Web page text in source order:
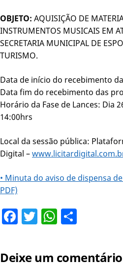
OBJETO: AQUISIÇÃO DE
INSTRUMENTOS MUSICAIS EM
SECRETARIA MUNICIPAL DE
TURISMO.
Data de início do recebimento
Data fim do recebimento das
Horário da Fase de Lances: Dia
14:00hrs
Local da sessão pública:
Digital –
• Minuta do aviso de dispensa
PDF)
Facebook
TwitterWhatsApp
Deixe um comentário